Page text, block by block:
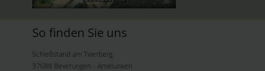
Zur Wegbeschreibung
und Kartenansicht
So finden Sie uns
Schießstand am Twerberg
37688 Beverungen - Amelunxen